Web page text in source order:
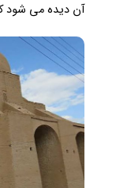
آن دیده می شود